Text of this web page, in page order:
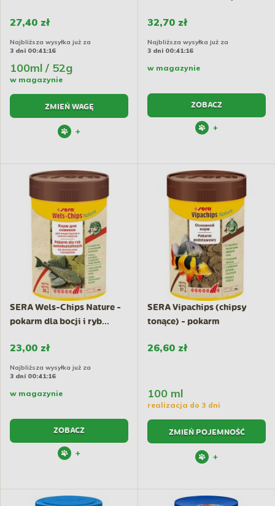
27,40 zł
Najbliższa wysyłka już za
3 dni 00:41:15
100ml / 52g
w magazynie
ZMIEŃ WAGĘ
+
32,70 zł
Najbliższa wysyłka już za
3 dni 00:41:15
w magazynie
ZOBACZ
+
SERA Wels-Chips Nature -
pokarm dla bocji i ryb...
23,00 zł
Najbliższa wysyłka już za
3 dni 00:41:15
w magazynie
ZOBACZ
+
SERA Vipachips (chipsy
tonące) - pokarm
26,60 zł
100 ml
realizacja do 3 dni
ZMIEŃ POJEMNOŚĆ
+